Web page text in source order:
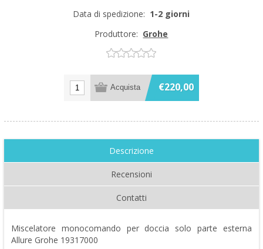
Data di spedizione: 1-2 giorni
Produttore: Grohe
€220,00
Descrizione
Recensioni
Contatti
Miscelatore monocomando per doccia solo parte esterna
Allure Grohe 19317000